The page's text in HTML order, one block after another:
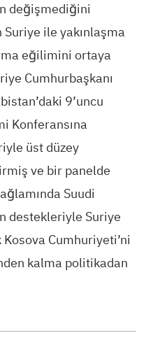
değişmediğini
Suriye ile yakınlaşma
eğilimini ortaya
Cumhurbaşkanı
9’uncu
Konferansına
üst düzey
ve bir panelde
Suudi
destekleriyle Suriye
Cumhuriyeti’ni
kalma politikadan